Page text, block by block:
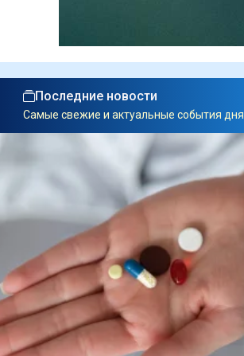
Последние новости
Самые свежие и актуальные события дня